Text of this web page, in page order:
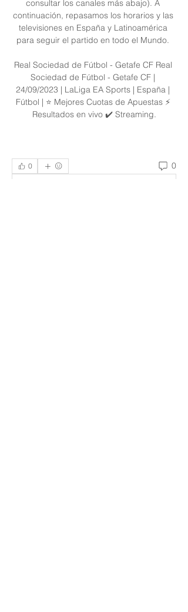
consultar los canales más abajo). A
continuación, repasamos los horarios y las
televisiones en España y Latinoamérica
para seguir el partido en todo el Mundo.
Real Sociedad de Fútbol - Getafe CF Real
Sociedad de Fútbol - Getafe CF |
24/09/2023 | LaLiga EA Sports | España |
Fútbol | ⭐ Mejores Cuotas de Apuestas ⚡
Resultados en vivo ✔️ Streaming.
0 0